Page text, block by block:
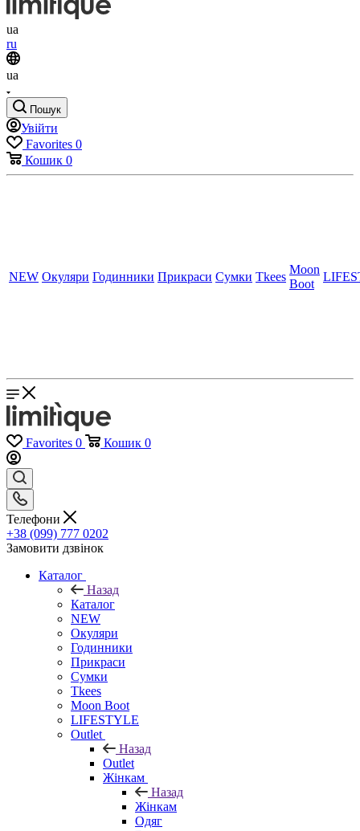
ua
ru
ua
Пошук
Увійти
Favorites 0
Кошик 0
NEW Окуляри Годинники Прикраси Сумки Tkees
Moon
Boot
Favorites 0 Кошик 0
Телефони
+38 (099) 777 0202
Замовити дзвінок
Каталог
Назад
Каталог
NEW
Окуляри
Годинники
Прикраси
Сумки
Tkees
Moon Boot
LIFESTYLE
Outlet
Назад
Outlet
Жінкам
Назад
Жінкам
Одяг